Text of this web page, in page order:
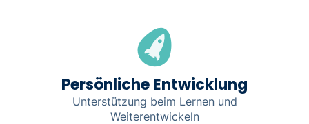
Persönliche Entwicklung
Unterstützung beim Lernen und
Weiterentwickeln